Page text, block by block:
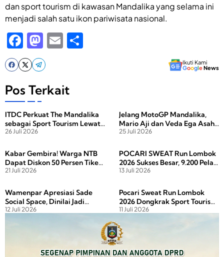
dan sport tourism di kawasan Mandalika yang selama ini
menjadi salah satu ikon pariwisata nasional.
F
a
c
e
b
o
o
k
M
a
st
o
o
E
Ikuti Kami
GoogleNews
Pos Terkait
ITDC Perkuat The Mandalika
sebagai Sport Tourism Lewat
Porprov NTB 2026
26 Juli 2026
Jelang MotoGP Mandalika,
Mario Aji dan Veda Ega Asah
Kecepatan di Sirkuit
25 Juli 2026
Kabar Gembira! Warga NTB
Dapat Diskon 50 Persen Tiket
MotoGP Mandalika 2026
21 Juli 2026
POCARI SWEAT Run Lombok
2026 Sukses Besar, 9.200 Pelari
Putar Ekonomi NTB hingga
13 Juli 2026
Wamenpar Apresiasi Sade
Social Space, Dinilai Jadi
Atraksi Baru Penggerak
Wisata Mandalika
12 Juli 2026
Pocari Sweat Run Lombok
2026 Dongkrak Sport Tourism,
72 Persen Pelari Datang dari
11 Juli 2026